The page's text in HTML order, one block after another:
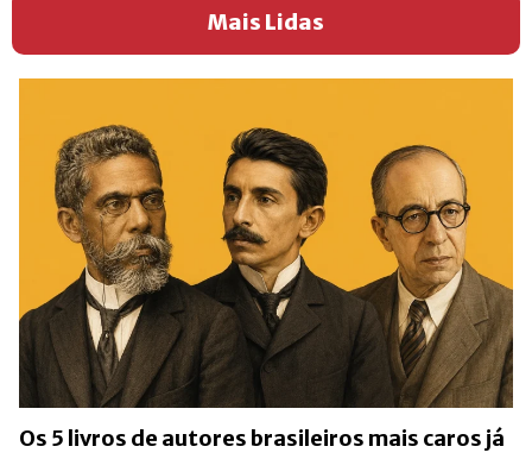
Mais Lidas
Os 5 livros de autores brasileiros mais caros já